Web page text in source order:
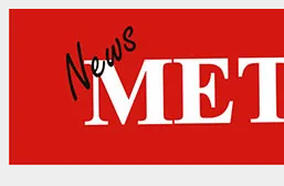
content